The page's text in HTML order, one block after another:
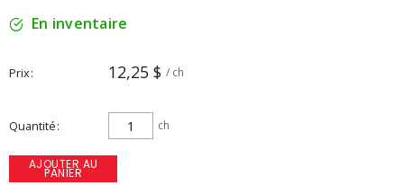
En inventaire
Prix 12,25 $ / ch
Quantité ch
AJOUTER AU
PANIER